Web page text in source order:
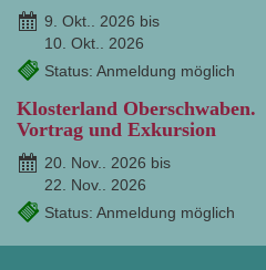
9. Okt.. 2026 bis
10. Okt.. 2026
Status: Anmeldung möglich
Klosterland Oberschwaben.
Vortrag und Exkursion
20. Nov.. 2026 bis
22. Nov.. 2026
Status: Anmeldung möglich